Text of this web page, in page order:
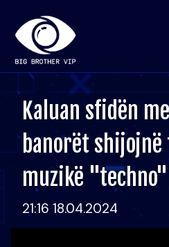
Kaluan sfidën
banorët shijojnë
muzikë "techno"
21:16 18.04.2024